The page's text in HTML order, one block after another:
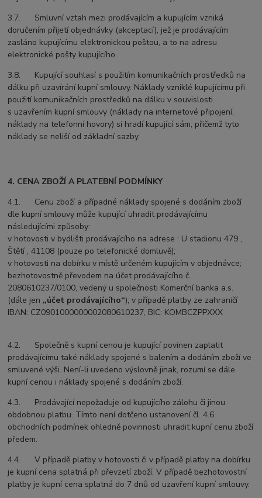
3.7. Smluvní vztah mezi prodávajícím a kupujícím vzniká
doručením přijetí objednávky (akceptací), jež je prodávajícím
zasláno kupujícímu elektronickou poštou, a to na adresu
elektronické pošty kupujícího.
3.8. Kupující souhlasí s použitím komunikačních prostředků na
dálku při uzavírání kupní smlouvy. Náklady vzniklé kupujícímu při
použití komunikačních prostředků na dálku v souvislosti
s uzavřením kupní smlouvy (náklady na internetové připojení,
náklady na telefonní hovory) si hradí kupující sám, přičemž tyto
náklady se neliší od základní sazby.
4. CENA ZBOŽÍ A PLATEBNÍ PODMÍNKY
4.1. Cenu zboží a případné náklady spojené s dodáním zboží
dle kupní smlouvy může kupující uhradit prodávajícímu
následujícími způsoby:
v hotovosti v bydlišti prodávajícího na adrese : U stadionu 479 ,
Štětí , 41108 (pouze po telefonické domluvě);
v hotovosti na dobírku v místě určeném kupujícím v objednávce;
bezhotovostně převodem na účet prodávajícího č.
2080610237/0100, vedený u společnosti Komerční banka a.s.
(dále jen „účet prodávajícího“); v případě platby ze zahraničí
IBAN: CZ0901000000002080610237, BIC: KOMBCZPPXXX
4.2. Společně s kupní cenou je kupující povinen zaplatit
prodávajícímu také náklady spojené s balením a dodáním zboží ve
smluvené výši. Není-li uvedeno výslovně jinak, rozumí se dále
kupní cenou i náklady spojené s dodáním zboží.
4.3. Prodávající nepožaduje od kupujícího zálohu či jinou
obdobnou platbu. Tímto není dotčeno ustanovení čl. 4.6
obchodních podmínek ohledně povinnosti uhradit kupní cenu zboží
předem.
4.4. V případě platby v hotovosti či v případě platby na dobírku
je kupní cena splatná při převzetí zboží. V případě bezhotovostní
platby je kupní cena splatná do 7 dnů od uzavření kupní smlouvy.